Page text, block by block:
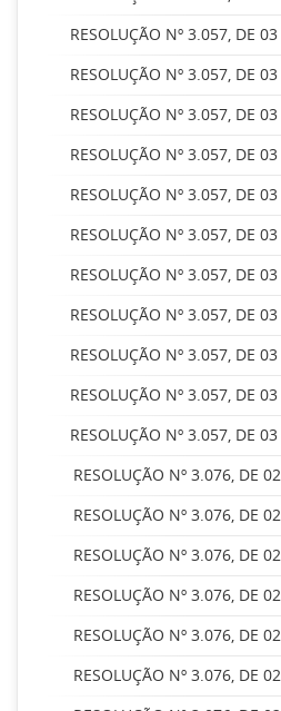
RESOLUÇÃO Nº 3.057, DE
RESOLUÇÃO Nº 3.057, DE
RESOLUÇÃO Nº 3.057, DE
RESOLUÇÃO Nº 3.057, DE
RESOLUÇÃO Nº 3.057, DE
RESOLUÇÃO Nº 3.057, DE
RESOLUÇÃO Nº 3.057, DE
RESOLUÇÃO Nº 3.057, DE
RESOLUÇÃO Nº 3.057, DE
RESOLUÇÃO Nº 3.057, DE
RESOLUÇÃO Nº 3.057, DE
RESOLUÇÃO Nº 3.076, DE
RESOLUÇÃO Nº 3.076, DE
RESOLUÇÃO Nº 3.076, DE
RESOLUÇÃO Nº 3.076, DE
RESOLUÇÃO Nº 3.076, DE
RESOLUÇÃO Nº 3.076, DE